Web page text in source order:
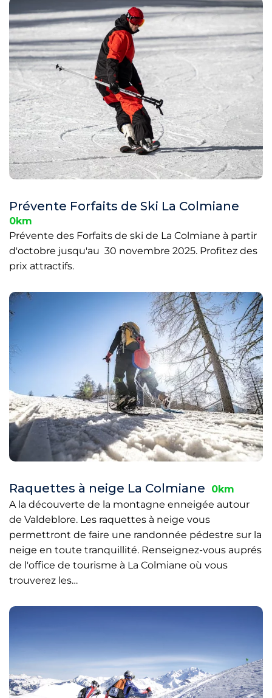
Prévente Forfaits de Ski La Colmiane
0km
Prévente des Forfaits de ski de La Colmiane à partir
d'octobre jusqu'au 30 novembre 2025. Profitez des
prix attractifs.
Raquettes à neige La Colmiane
0km
A la découverte de la montagne enneigée autour
de Valdeblore. Les raquettes à neige vous
permettront de faire une randonnée pédestre sur la
neige en toute tranquillité. Renseignez-vous auprés
de l'office de tourisme à La Colmiane où vous
trouverez les…